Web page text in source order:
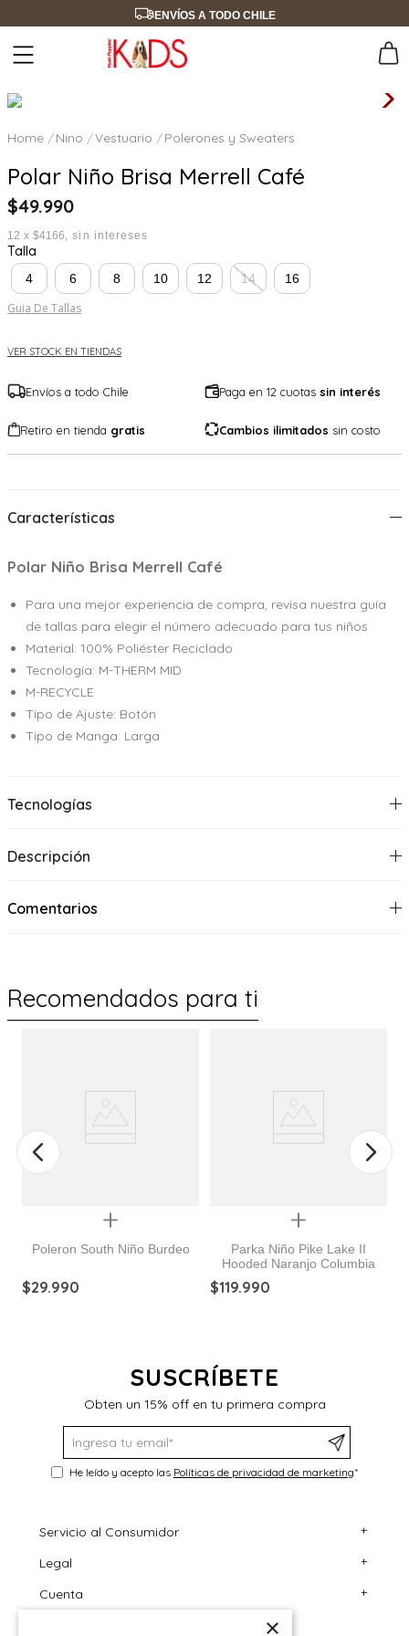
ENVÍOS A TODO CHILE
Nino Vestuario Polerones y Sweaters
Polar Niño Brisa Merrell Café
$49.990
12 x $4166 sin intereses
Talla
4 6 8 10 12 14 16
Guia De Tallas
VER STOCK EN TIENDAS
Envíos a todo Chile Paga en 12 cuotas sin interés
Retiro en tienda gratis Cambios ilimitados sin costo
Características
Polar Niño Brisa Merrell Café
Para una mejor experiencia de compra, revisa nuestra guía
de tallas para elegir el número adecuado para tus niños
Material: 100% Poliéster Reciclado
Tecnología: M-THERM MID
M-RECYCLE
Tipo de Ajuste: Botón
Tipo de Manga: Larga
Tecnologías
Descripción
Comentarios
Recomendados para ti
Quickview
Poleron South Niño Burdeo
$29.990
Quickview
Parka Niño Pike Lake II
Hooded Naranjo Columbia
$119.990
SUSCRÍBETE
Obten un 15% off en tu primera compra
He leído y acepto las Políticas de privacidad de marketing*
Servicio al Consumidor +
Centro de Ayuda
Contáctanos
Legal +
Términos y Condiciones
Cuenta +
×